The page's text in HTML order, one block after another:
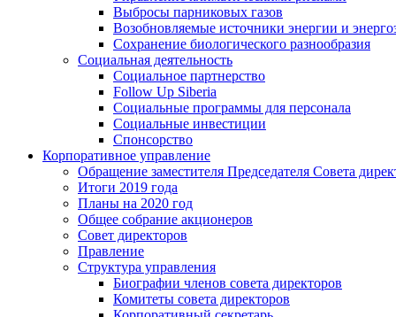
Выбросы парниковых газов
Возобновляемые источники энергии и
Сохранение биологического разнообразия
Социальная деятельность
Социальное партнерство
Follow Up Siberia
Социальные программы для персонала
Социальные инвестиции
Спонсорство
Корпоративное управление
Обращение заместителя Председателя Совета
Итоги 2019 года
Планы на 2020 год
Общее собрание акционеров
Совет директоров
Правление
Структура управления
Биографии членов совета директоров
Комитеты совета директоров